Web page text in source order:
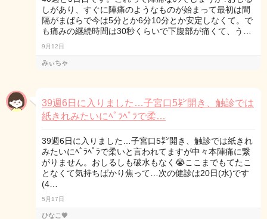
しがあり、すぐに陣痛のようなものが始まって最初は間
隔がまばらで今は5分とか6分10分とか安定しなくて。で
も痛みの継続時間は30秒くらいで下腹部が痛くて、う…
9月12日
みぃちゃ
39週6日に入りました…子宮口5㌢開き、触診では
紙きれみたいにﾍﾟﾗﾍﾟﾗで柔…
39週6日に入りました…子宮口5㌢開き、触診では紙きれ
みたいにﾍﾟﾗﾍﾟﾗで柔いと言われてますが中々本陣痛に繋
がりません。おしるしも破水もなく😭ここまでもてたこ
となくて気持ちばかり焦って…次の健診は20日(水)です
(4…
5月17日
ひなこ💗